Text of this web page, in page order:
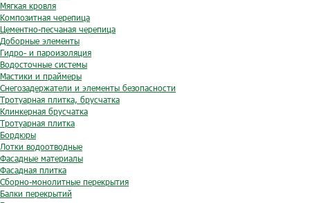
Мягкая кровля
Композитная черепица
Цементно-песчаная черепица
Доборные элементы
Гидро- и пароизоляция
Водосточные системы
Мастики и праймеры
Снегозадержатели и элементы безопасности
Тротуарная плитка, брусчатка
Клинкерная брусчатка
Тротуарная плитка
Бордюры
Лотки водоотводные
Фасадные материалы
Фасадная плитка
Сборно-монолитные перекрытия
Балки перекрытий